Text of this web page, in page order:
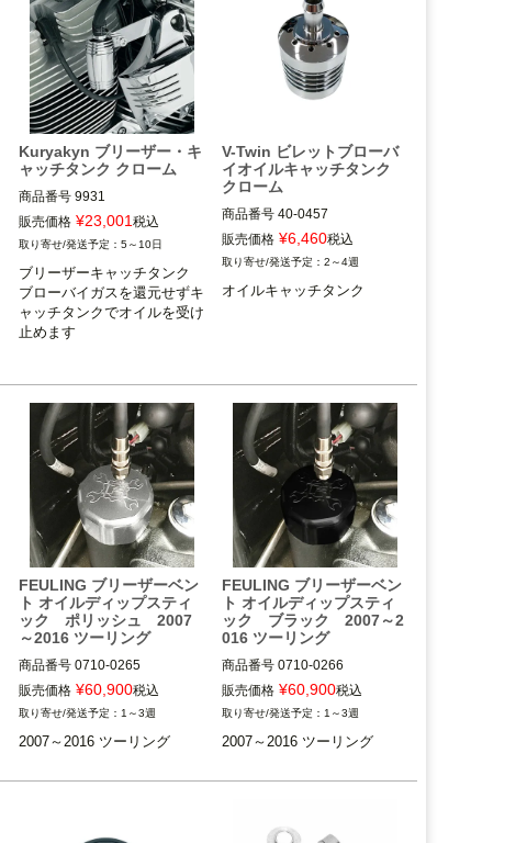
Kuryakyn ブリーザー・キ
ャッチタンク クローム
商品番号 9931
Kuryakyn（クリアキン）
販売価格 ¥23,001税込
5～10日
ブリーザーキャッチタンク
ブローバイガスを還元せずキ
ャッチタンクでオイルを受け
止めます
V-Twin ビレットブローバ
イオイルキャッチタンク
クローム
商品番号40-0457
ハーレーダビッドソン全車種
ス等が必要
販売価格 ¥6,460税込
2～4週
オイルキャッチタンク
FEULING ブリーザーベン
ト オイルディップスティ
ック ポリッシュ 2007
～2016 ツーリング
商品番号 0710-0265
2007～2016 ツーリング
FEULING
販売価格 ¥60,900税込
1～3週
2007～2016 ツーリング
FEULING ブリーザーベン
ト オイルディップスティ
ック ブラック 2007～2
016 ツーリング
商品番号0710-0266
2007～2016 ツーリング
FEULING
販売価格 ¥60,900税込
1～3週
2007～2016 ツーリング